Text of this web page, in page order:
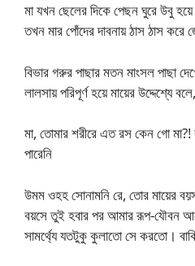
মা যখন ছেলের দিকে পেছন ঘুরে উবু হয়ে
তখন মার পোঁদের দাবনায় ঠাস ঠাস করে
বিভার গরুর পাছার মতন মাংসল পাছা
লালসায় পরিপূর্ণ হয়ে মায়ের উদ্দেশ্যে বলে,
মা, তোমার শরীরে এত রস কেন গো মা?!
পারেনি
উমম ওহহ সোনামনি রে, তোর মায়ের
বয়সে তুই হবার পর আমার রূপ-যৌবন
সামর্থ্যে যতটুকু কুলাতো সে করতো।